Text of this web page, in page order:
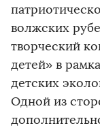
волжских
творческий
детей» в
детских
Одной из